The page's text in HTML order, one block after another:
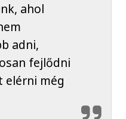
ahol
adni,
fejlődni
elérni még